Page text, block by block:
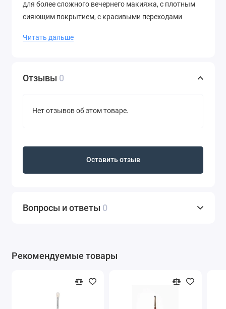
для более сложного вечернего макияжа, с плотным
сияющим покрытием, с красивыми переходами
гелевая текстура теней Artiste 24/7 –
скатываются в комочки, нанесение не трескается.
Читать дальше
Отзывы 0
Нет отзывов об этом товаре.
Оставить отзыв
Вопросы и ответы 0
Рекомендуемые товары